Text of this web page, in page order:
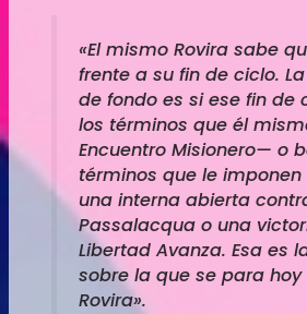
«El mismo Rovira sabe
frente a su fin de ciclo.
de fondo es si ese fin de
los términos que él
Encuentro Misionero— o
términos que le
una interna abierta
Passalacqua o una
Libertad Avanza. Esa es
sobre la que se para hoy
Rovira».